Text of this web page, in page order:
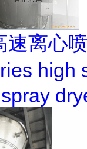
速离心
high